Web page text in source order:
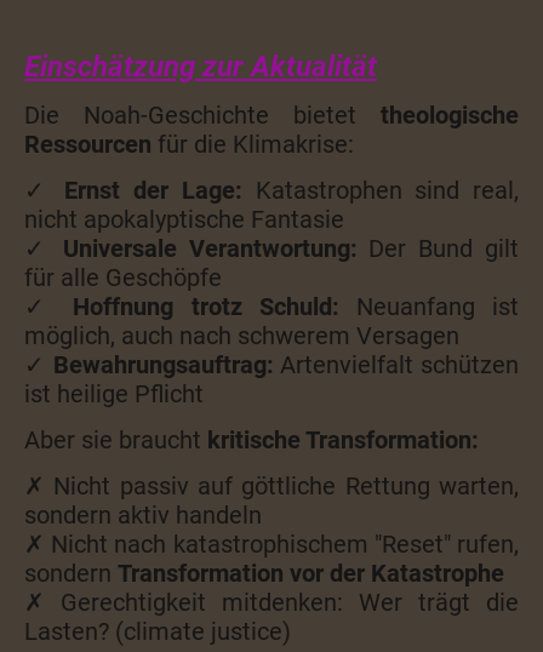
Einschätzung zur Aktualität
Die Noah-Geschichte bietet theologische
Ressourcen für die Klimakrise:
✓
Ernst der Lage: Katastrophen sind real,
nicht apokalyptische Fantasie
✓
Universale Verantwortung: Der Bund gilt
für alle Geschöpfe
✓
Hoffnung trotz Schuld: Neuanfang ist
möglich, auch nach schwerem Versagen
✓ Bewahrungsauftrag: Artenvielfalt schützen
ist heilige Pflicht
Aber sie braucht kritische Transformation:
✗ Nicht passiv auf göttliche Rettung warten,
sondern aktiv handeln
✗ Nicht nach katastrophischem "Reset" rufen,
sondern Transformation vor der Katastrophe
✗
Gerechtigkeit mitdenken: Wer trägt die
Lasten? (climate justice)